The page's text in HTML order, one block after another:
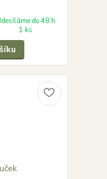
do 48 h
1 ks